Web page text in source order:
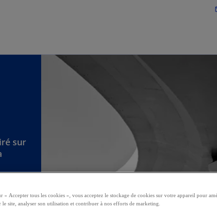
Accéder au contenu
sur
« Accepter tous les cookies », vous acceptez le stockage de cookies sur votre appareil pour
le site, analyser son utilisation et contribuer à nos efforts de marketing.